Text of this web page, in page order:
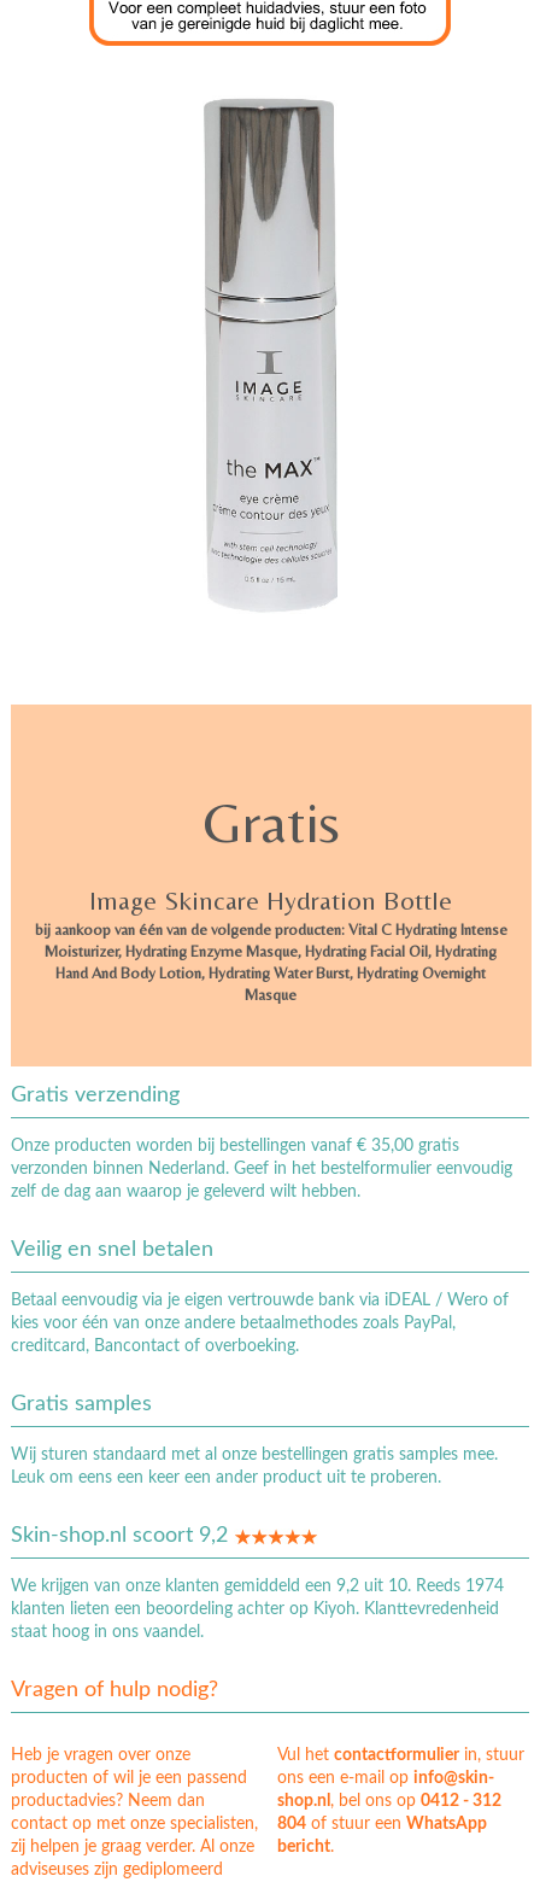
Gratis
Image Skincare Hydration Bottle
bij aankoop van één van de volgende producten: Vital C Hydrating Intense
Moisturizer, Hydrating Enzyme Masque, Hydrating Facial Oil, Hydrating
Hand And Body Lotion, Hydrating Water Burst, Hydrating Overnight
Masque
Gratis verzending
Onze producten worden bij bestellingen vanaf € 35,00 gratis
verzonden binnen Nederland. Geef in het bestelformulier eenvoudig
zelf de dag aan waarop je geleverd wilt hebben.
Veilig en snel betalen
Betaal eenvoudig via je eigen vertrouwde bank via iDEAL / Wero of
kies voor één van onze andere betaalmethodes zoals PayPal,
creditcard, Bancontact of overboeking.
Gratis samples
Wij sturen standaard met al onze bestellingen gratis samples mee.
Leuk om eens een keer een ander product uit te proberen.
Skin-shop.nl scoort 9,2
We krijgen van onze klanten gemiddeld een 9,2 uit 10. Reeds 1974
klanten lieten een beoordeling achter op Kiyoh. Klanttevredenheid
staat hoog in ons vaandel.
Vragen of hulp nodig?
Heb je vragen over onze
producten of wil je een passend
productadvies? Neem dan
contact op met onze specialisten,
zij helpen je graag verder. Al onze
adviseuses zijn gediplomeerd
Vul hetcontactformulierin, stuur
ons een e-mail op info@skin-
shop.nl, bel ons op0412 - 312
804 of stuur eenWhatsApp
bericht.